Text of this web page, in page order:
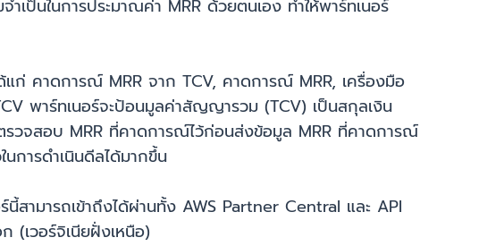
เป็นในการประมาณค่า MRR ด้วยตนเอง ทำให้พาร์ทเนอร์
แก่ คาดการณ์ MRR จาก TCV, คาดการณ์ MRR, เครื่องมือ
พาร์ทเนอร์จะป้อนมูลค่าสัญญารวม (TCV) เป็นสกุลเงิน
รวจสอบ MRR ที่คาดการณ์ไว้ก่อนส่งข้อมูล MRR ที่คาดการณ์
นการดำเนินดีลได้มากขึ้น
สามารถเข้าถึงได้ผ่านทั้ง AWS Partner Central และ API
(เวอร์จิเนียฝั่งเหนือ)